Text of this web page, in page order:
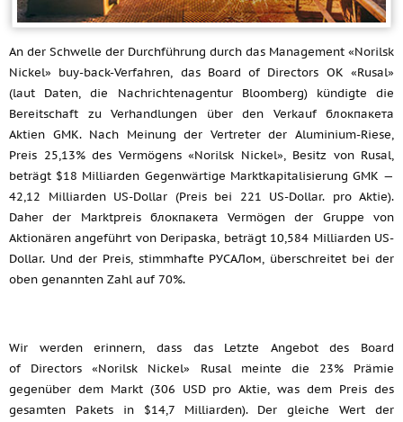
An der Schwelle der Durchführung durch das Management «Norilsk
Nickel» buy-back-Verfahren, das Board of Directors OK «Rusal»
(laut Daten, die Nachrichtenagentur Bloomberg) kündigte die
Bereitschaft zu Verhandlungen über den Verkauf блокпакета
Aktien GMK. Nach Meinung der Vertreter der Aluminium-Riese,
Preis 25,13% des Vermögens «Norilsk Nickel», Besitz von Rusal,
beträgt $18 Milliarden Gegenwärtige Marktkapitalisierung GMK —
42,12 Milliarden US-Dollar (Preis bei 221 US-Dollar. pro Aktie).
Daher der Marktpreis блокпакета Vermögen der Gruppe von
Aktionären angeführt von Deripaska, beträgt 10,584 Milliarden US-
Dollar. Und der Preis, stimmhafte РУСАЛом, überschreitet bei der
oben genannten Zahl auf 70%.
Wir werden erinnern, dass das Letzte Angebot des Board
of Directors «Norilsk Nickel» Rusal meinte die 23% Prämie
gegenüber dem Markt (306 USD pro Aktie, was dem Preis des
gesamten Pakets in $14,7 Milliarden). Der gleiche Wert der